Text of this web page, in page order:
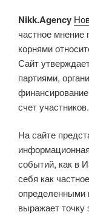
Nikk.Agency
частное мнение
корнями
Сайт
партиями,
счет участников.
На сайте
событий, как в
себя как
определенными
выражает точку